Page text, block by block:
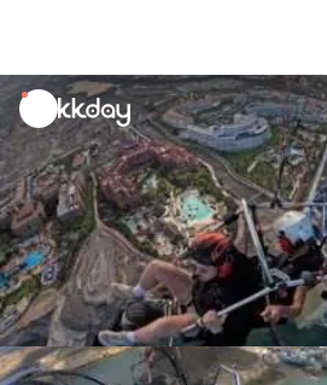
unread
notifications